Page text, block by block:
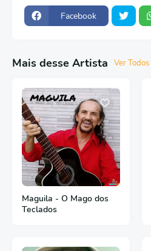
Facebook
Mais desse Artista Ver Todos
Maguila - O Mago dos
Teclados